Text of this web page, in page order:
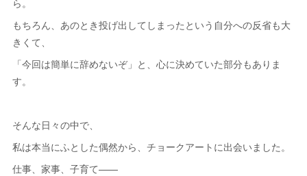
ら。
もちろん、あのとき投げ出してしまったという自分への反省も大
きくて、
「今回は簡単に辞めないぞ」と、心に決めていた部分もありま
す。
そんな日々の中で、
私は本当にふとした偶然から、チョークアートに出会いました。
仕事、家事、子育て——